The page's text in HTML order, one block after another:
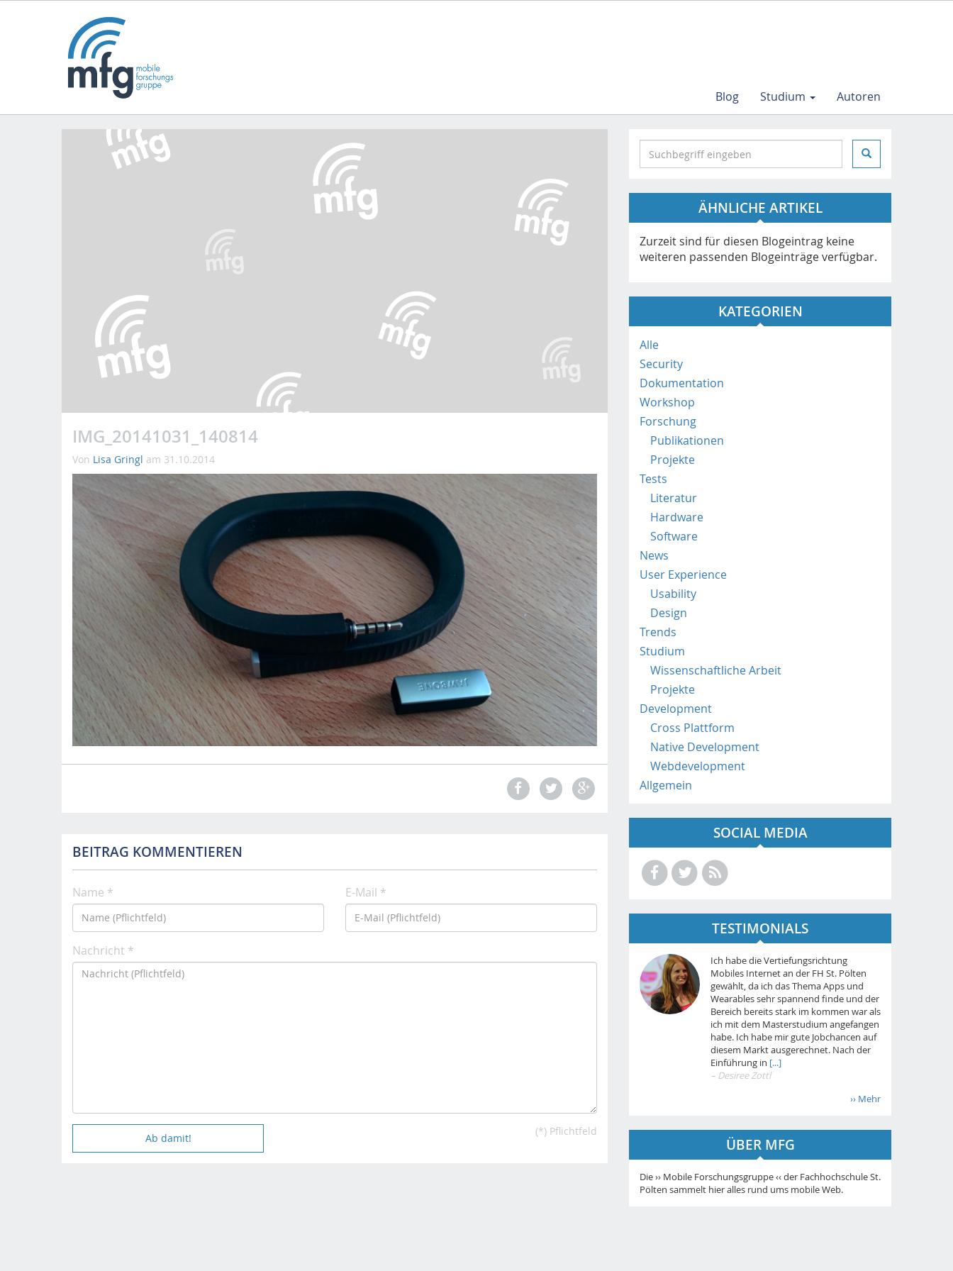
Blog Studium Autoren
IMG_20141031_140814
Von Lisa Gringl am 31.10.2014
BEITRAG KOMMENTIEREN
Name * E-Mail *
Nachricht *
(*) Pflichtfeld
r
h
i
n
:
/
/
m
b
e
t
p
.
a
ÄHNLICHE ARTIKEL
Zurzeit sind für diesen Blogeintrag keine
weiteren passenden Blogeinträge verfügbar.
KATEGORIEN
Alle
Security
Dokumentation
Workshop
Forschung
Publikationen
Projekte
Tests
Literatur
Hardware
Software
News
User Experience
Usability
Design
Trends
Studium
Wissenschaftliche Arbeit
Projekte
Development
Cross Plattform
Native Development
Webdevelopment
Allgemein
SOCIAL MEDIA
TESTIMONIALS
Ich habe die Vertiefungsrichtung
Mobiles Internet an der FH St. Pölten
gewählt, da ich das Thema Apps und
Wearables sehr spannend finde und der
Bereich bereits stark im kommen war als
ich mit dem Masterstudium angefangen
habe. Ich habe mir gute Jobchancen auf
diesem Markt ausgerechnet. Nach der
Einführung in [...]
– Desiree Zottl
›› Mehr
ÜBER MFG
Die ›› Mobile Forschungsgruppe ‹‹ der Fachhochschule St.
Pölten sammelt hier alles rund ums mobile Web.